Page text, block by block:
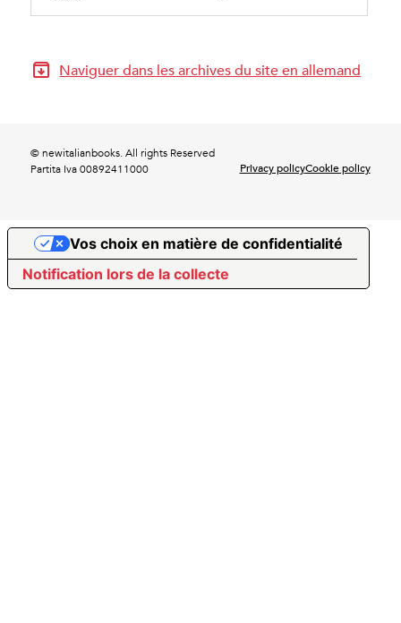
Naviguer dans les archives du site en allemand
© newitalianbooks. All rights Reserved
Partita Iva 00892411000
Privacy policyCookie policy
Notification lors de la collecte
Vos choix en matière de confidentialité